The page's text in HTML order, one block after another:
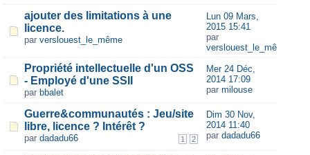
ajouter des limitations à une
licence.
par verslouest_le_même
Lun 09 Mars,
2015 15:41
par
verslouest_le_même
Propriété intellectuelle d'un OSS
- Employé d'une SSII
par bbalet
Mer 24 Déc,
2014 17:09
par milouse
Guerre&communautés : Jeu/site
libre, licence ? Intérêt ?
1 2
par dadadu66
Dim 30 Nov,
2014 11:40
par dadadu66